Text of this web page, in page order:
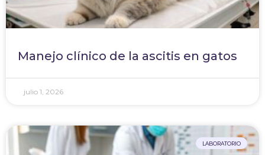
Manejo clínico de la ascitis en gatos
julio 1, 2026
LABORATORIO